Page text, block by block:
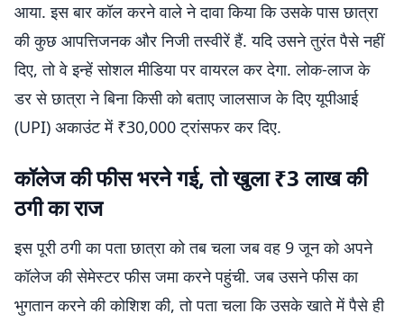
आया. इस बार कॉल करने वाले ने दावा किया कि उसके पास छात्रा
की कुछ आपत्तिजनक और निजी तस्वीरें हैं. यदि उसने तुरंत पैसे नहीं
दिए, तो वे इन्हें सोशल मीडिया पर वायरल कर देगा. लोक-लाज के
डर से छात्रा ने बिना किसी को बताए जालसाज के दिए यूपीआई
(UPI) अकाउंट में ₹30,000 ट्रांसफर कर दिए.
कॉलेज की फीस भरने गई, तो खुला ₹3 लाख की
ठगी का राज
इस पूरी ठगी का पता छात्रा को तब चला जब वह 9 जून को अपने
कॉलेज की सेमेस्टर फीस जमा करने पहुंची. जब उसने फीस का
भुगतान करने की कोशिश की, तो पता चला कि उसके खाते में पैसे ही